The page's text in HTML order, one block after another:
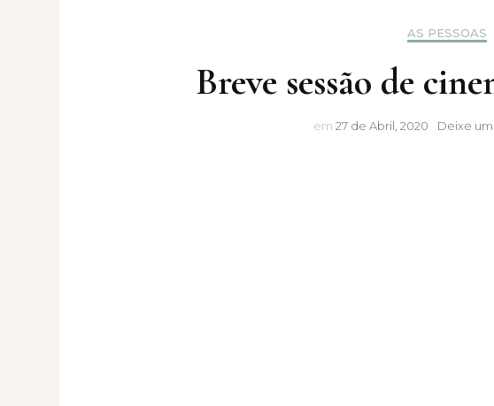
AS PESSOAS
Breve sessão de
em 27 de Abril, 2020 Deixe